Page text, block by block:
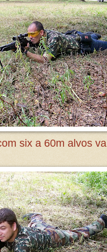
six a 60m alvos